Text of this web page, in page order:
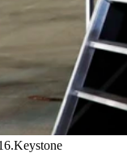
Keystone